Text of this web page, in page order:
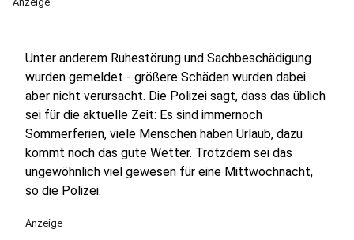
Unter anderem Ruhestörung und Sachbeschädigung
wurden gemeldet - größere Schäden wurden dabei
aber nicht verursacht. Die Polizei sagt, dass das üblich
sei für die aktuelle Zeit: Es sind immernoch
Sommerferien, viele Menschen haben Urlaub, dazu
kommt noch das gute Wetter. Trotzdem sei das
ungewöhnlich viel gewesen für eine Mittwochnacht,
so die Polizei.
Anzeige